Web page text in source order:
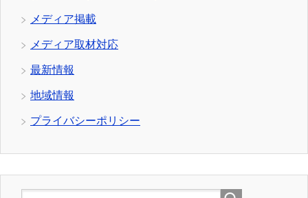
メディア掲載
メディア取材対応
最新情報
地域情報
プライバシーポリシー